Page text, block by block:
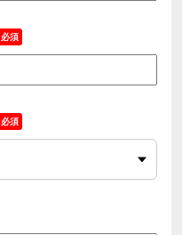
必須
必須